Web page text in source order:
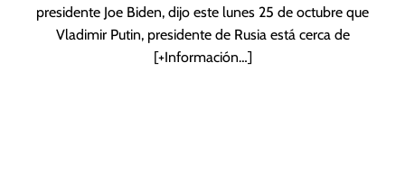
presidente Joe Biden, dijo este lunes 25 de octubre que
Vladimir Putin, presidente de Rusia está cerca de
[+Información…]